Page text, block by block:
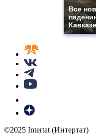
Все
©2025 Intertat (Интертат)